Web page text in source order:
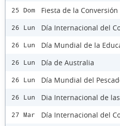
25 Dom Fiesta de la
26 Lun Día Internacional del
26 Lun Día Mundial de la
26 Lun Día de Australia
26 Lun Día Mundial del
26 Lun Dia Internacional de
27 Mar Día Internacional del